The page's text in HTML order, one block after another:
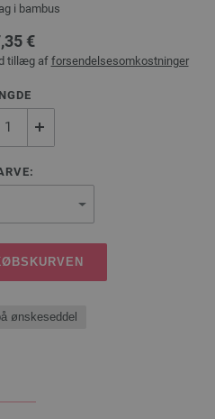
i bambus
€
tillæg af forsendelsesomkostninger
ønskeseddel